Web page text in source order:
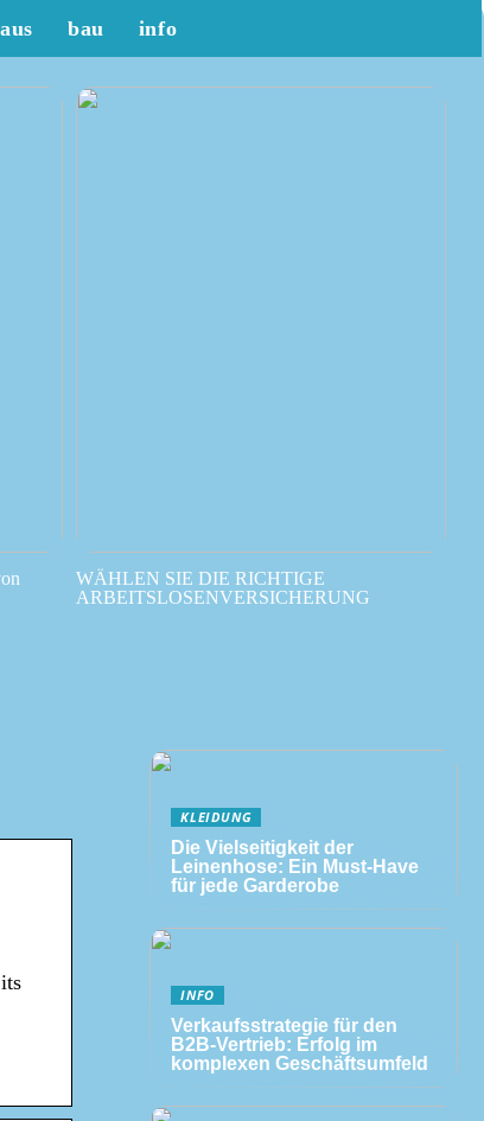
bau info
WÄHLEN SIE DIE RICHTIGE
ARBEITSLOSENVERSICHERUNG
KLEIDUNG
Die Vielseitigkeit der
Leinenhose: Ein Must-Have
für jede Garderobe
INFO
Verkaufsstrategie für den
B2B-Vertrieb: Erfolg im
komplexen Geschäftsumfeld